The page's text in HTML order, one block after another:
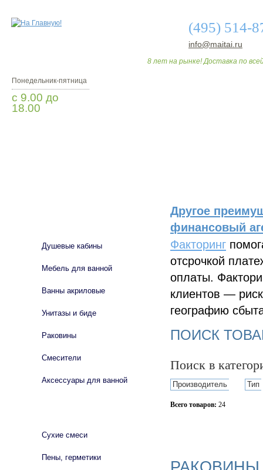
(495) 514-
info@maitai.ru
8 лет на рынке! Доставка по
Понедельник-пятница
с 9.00 до
18.00
Другое
финансовый
Факторинг
отсрочкой
оплаты.
клиентов —
географию
ПОИСК
Поиск в
Производитель Тип
Всего товаров: 24
Душевые кабины
Мебель для ванной
Ванны акриловые
Унитазы и биде
Раковины
Смесители
Аксессуары для ванной
Сухие смеси
Пены, герметики